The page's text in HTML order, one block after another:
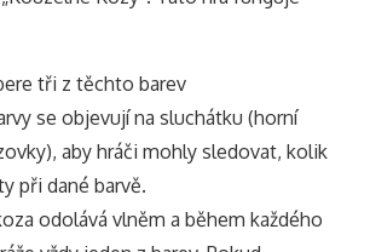
tři z těchto barev
se objevují na sluchátku (horní
aby hráči mohly sledovat, kolik
při dané barvě.
odolává vlněm a během každého